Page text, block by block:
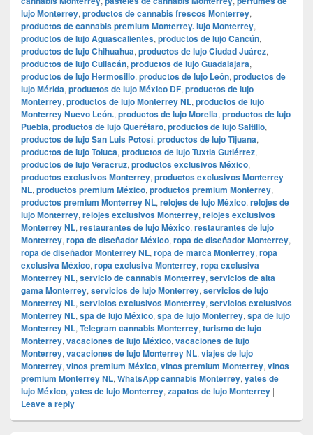
lujo Monterrey, productos de cannabis frescos Monterrey,
productos de cannabis premium Monterrey. lujo Monterrey,
productos de lujo Aguascalientes, productos de lujo Cancún,
productos de lujo Chihuahua, productos de lujo Ciudad Juárez,
productos de lujo Culiacán, productos de lujo Guadalajara,
productos de lujo Hermosillo, productos de lujo León, productos de
lujo Mérida, productos de lujo México DF, productos de lujo
Monterrey, productos de lujo Monterrey NL, productos de lujo
Monterrey Nuevo León., productos de lujo Morelia, productos de lujo
Puebla, productos de lujo Querétaro, productos de lujo Saltillo,
productos de lujo San Luis Potosí, productos de lujo Tijuana,
productos de lujo Toluca, productos de lujo Tuxtla Gutiérrez,
productos de lujo Veracruz, productos exclusivos México,
productos exclusivos Monterrey, productos exclusivos Monterrey
NL, productos premium México, productos premium Monterrey,
productos premium Monterrey NL, relojes de lujo México, relojes de
lujo Monterrey, relojes exclusivos Monterrey, relojes exclusivos
Monterrey NL, restaurantes de lujo México, restaurantes de lujo
Monterrey, ropa de diseñador México, ropa de diseñador Monterrey,
ropa de diseñador Monterrey NL, ropa de marca Monterrey, ropa
exclusiva México, ropa exclusiva Monterrey, ropa exclusiva
Monterrey NL, servicio de cannabis Monterrey, servicios de alta
gama Monterrey, servicios de lujo Monterrey, servicios de lujo
Monterrey NL, servicios exclusivos Monterrey, servicios exclusivos
Monterrey NL, spa de lujo México, spa de lujo Monterrey, spa de lujo
Monterrey NL, Telegram cannabis Monterrey, turismo de lujo
Monterrey, vacaciones de lujo México, vacaciones de lujo
Monterrey, vacaciones de lujo Monterrey NL, viajes de lujo
Monterrey, vinos premium México, vinos premium Monterrey, vinos
premium Monterrey NL, WhatsApp cannabis Monterrey, yates de
lujo México, yates de lujo Monterrey, zapatos de lujo Monterrey |
Leave a reply